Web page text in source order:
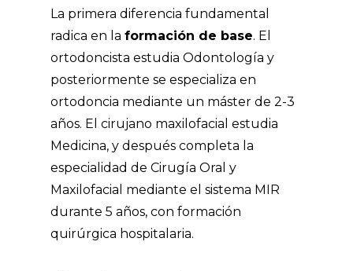
La primera diferencia fundamental
radica en la formación de base. El
ortodoncista estudia Odontología y
posteriormente se especializa en
ortodoncia mediante un máster de 2-3
años. El cirujano maxilofacial estudia
Medicina, y después completa la
especialidad de Cirugía Oral y
Maxilofacial mediante el sistema MIR
durante 5 años, con formación
quirúrgica hospitalaria.